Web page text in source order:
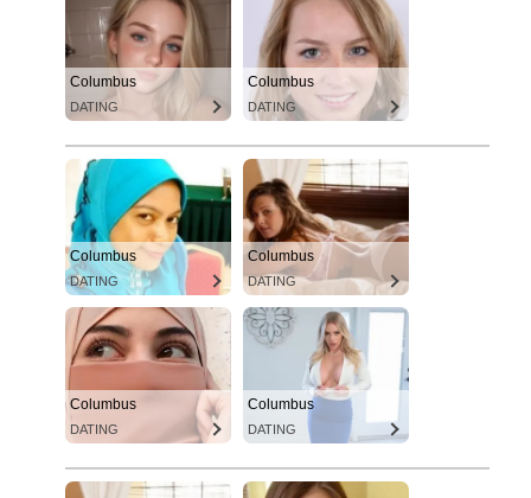
Columbus
DATING
Columbus
DATING
Columbus
DATING
Columbus
DATING
Columbus
DATING
Columbus
DATING